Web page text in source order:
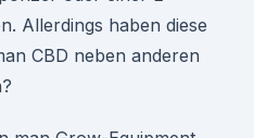
Allerdings haben diese
CBD neben anderen